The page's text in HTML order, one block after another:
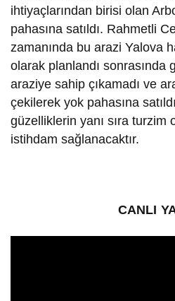
ihtiyaçlarından birisi olan
pahasına satıldı. Rahmetli
zamanında bu arazi Yalova
olarak planlandı sonrasında
araziye sahip çıkamadı ve
çekilerek yok pahasına
güzelliklerin yanı sıra turzim
istihdam sağlanacaktır.
CANLI